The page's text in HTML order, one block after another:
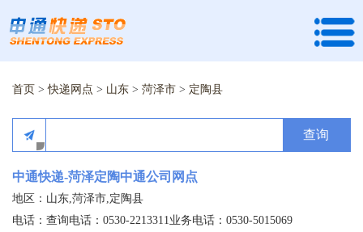
首页 >快递网点 > 山东 > 菏泽市 > 定陶县
查询
中通快递-菏泽定陶中通公司网点
地区：山东,菏泽市,定陶县
电话：查询电话：0530-2213311业务电话：0530-5015069